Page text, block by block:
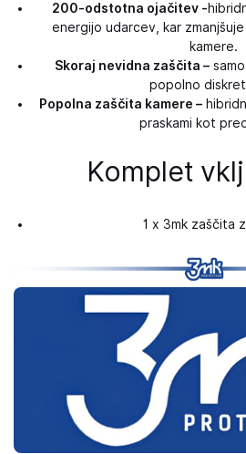
200-odstotna ojačitev -
energijo udarcev, kar
kamere.
Skoraj nevidna zaščita –samo
popolno
Popolna zaščita kamere –
praskami kot
Komplet
1 x 3mk zaščita